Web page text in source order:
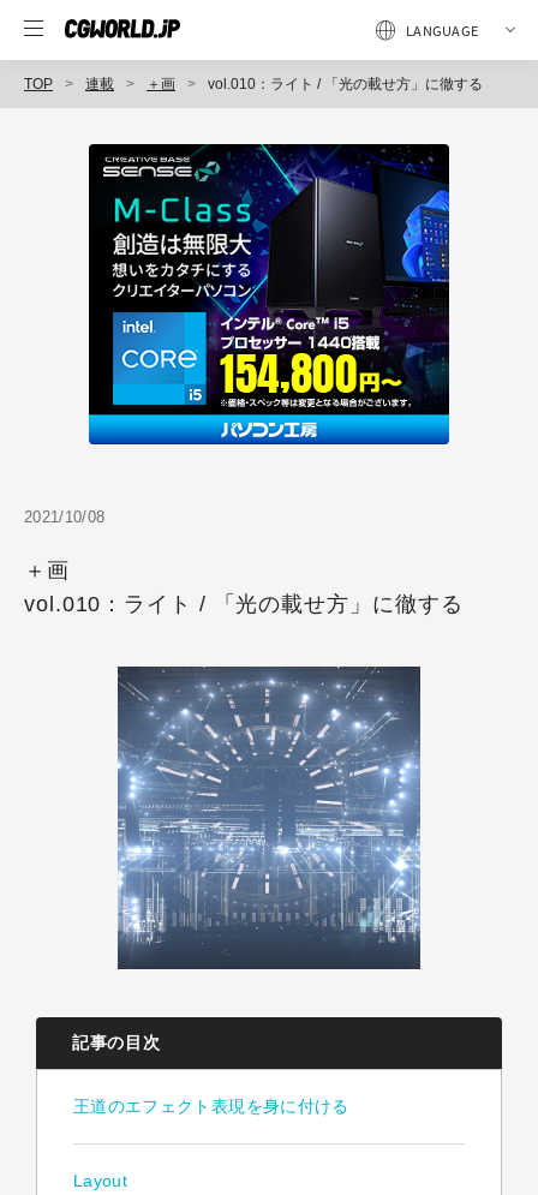
TOP 連載 ＋画 vol.010：ライト / 「光の載せ方」に徹する
2021/10/08
＋画
vol.010：ライト / 「光の載せ方」に徹する
記事の目次
王道のエフェクト表現を身に付ける
Layout